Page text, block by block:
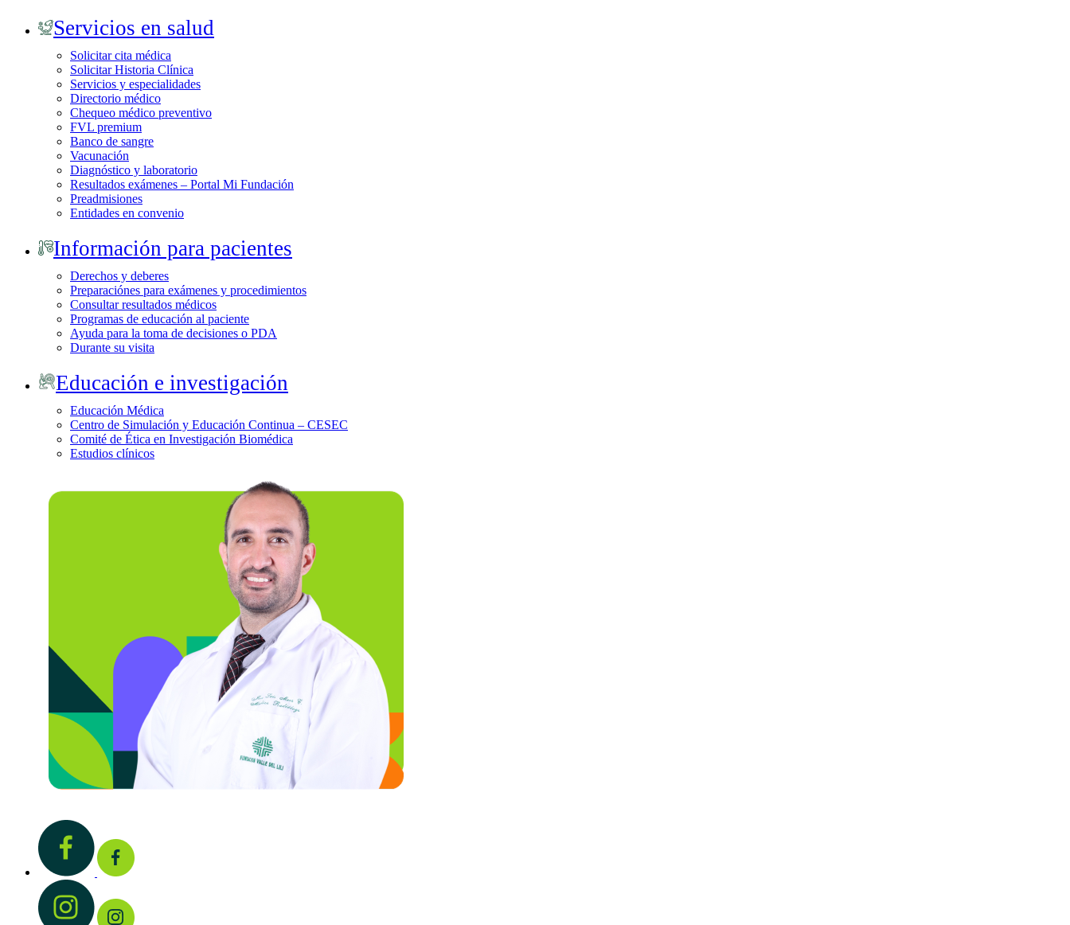
Servicios en salud
Solicitar cita médica
Solicitar Historia Clínica
Servicios y especialidades
Directorio médico
Chequeo médico preventivo
FVL premium
Banco de sangre
Vacunación
Diagnóstico y laboratorio
Resultados exámenes – Portal Mi Fundación
Preadmisiones
Entidades en convenio
Información para pacientes
Derechos y deberes
Preparaciónes para exámenes y procedimientos
Consultar resultados médicos
Programas de educación al paciente
Ayuda para la toma de decisiones o PDA
Durante su visita
Educación e investigación
Educación Médica
Centro de Simulación y Educación Continua – CESEC
Comité de Ética en Investigación Biomédica
Estudios clínicos